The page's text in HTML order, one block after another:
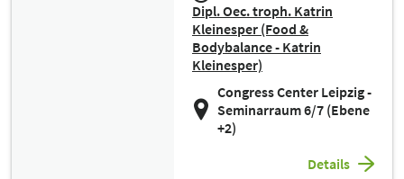
Dipl. Oec. troph. Katrin
Kleinesper (Food &
Bodybalance - Katrin
Kleinesper)
Congress Center Leipzig -
Seminarraum 6/7 (Ebene
+2)
Details